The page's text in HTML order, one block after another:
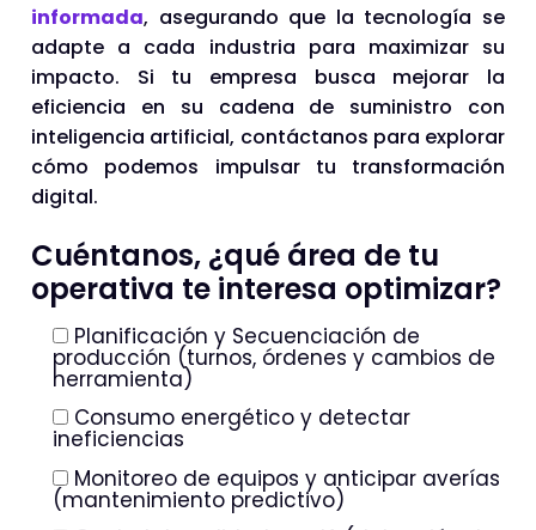
informada, asegurando que la tecnología se
adapte a cada industria para maximizar su
impacto. Si tu empresa busca mejorar la
eficiencia en su cadena de suministro con
inteligencia artificial, contáctanos para explorar
cómo podemos impulsar tu transformación
digital.
Cuéntanos, ¿qué área de tu
operativa te interesa optimizar?
Planificación y Secuenciación de
producción (turnos, órdenes y cambios de
herramienta)
Consumo energético y detectar
ineficiencias
Monitoreo de equipos y anticipar averías
(mantenimiento predictivo)